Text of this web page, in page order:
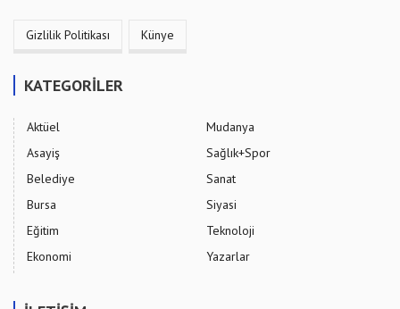
Gizlilik Politikası Künye
KATEGORİLER
Aktüel
Asayiş
Belediye
Bursa
Eğitim
Ekonomi
Mudanya
Sağlık+Spor
Sanat
Siyasi
Teknoloji
Yazarlar